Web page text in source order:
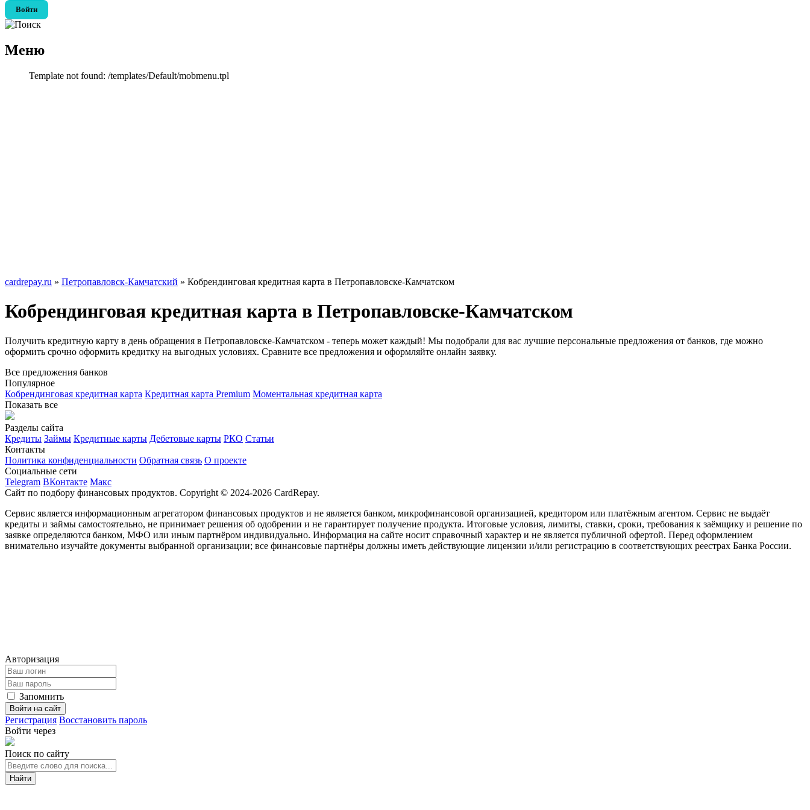
Войти
Меню
Template not found: /templates/Default/mobmenu.tpl
cardrepay.ru » Петропавловск-Камчатский » Кобрендинговая кредитная карта в Петропавловске-Камчатском
Кобрендинговая кредитная карта в Петропавловске-Камчатском
Получить кредитную карту в день обращения в Петропавловске-Камчатском - теперь может каждый! Мы подобрали для вас лучшие персональные предложения от банков, где можно
оформить срочно оформить кредитку на выгодных условиях. Сравните все предложения и оформляйте онлайн заявку.
Все предложения банков
Популярное
Кобрендинговая кредитная карта Кредитная карта Premium Моментальная кредитная карта
Показать все
Разделы сайта
Кредиты Займы Кредитные карты Дебетовые карты РКО Статьи
Контакты
Политика конфиденциальности Обратная связь О проекте
Социальные сети
Telegram ВКонтакте Макс
Сайт по подбору финансовых продуктов. Copyright © 2024-2026 CardRepay.
Сервис является информационным агрегатором финансовых продуктов и не является банком, микрофинансовой организацией, кредитором или платёжным агентом. Сервис не выдаёт
кредиты и займы самостоятельно, не принимает решения об одобрении и не гарантирует получение продукта. Итоговые условия, лимиты, ставки, сроки, требования к заёмщику и решение по
заявке определяются банком, МФО или иным партнёром индивидуально. Информация на сайте носит справочный характер и не является публичной офертой. Перед оформлением
внимательно изучайте документы выбранной организации; все финансовые партнёры должны иметь действующие лицензии и/или регистрацию в соответствующих реестрах Банка России.
Авторизация
Запомнить
Войти на сайт
Регистрация Восстановить пароль
Войти через
Поиск по сайту
Найти